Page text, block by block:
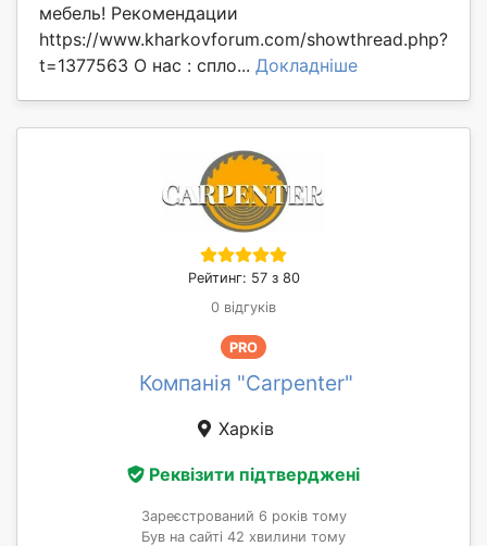
мебель! Рекомендации
https://www.kharkovforum.com/showthread.php?
t=1377563 О нас : спло... Докладніше
Рейтинг: 57 з 80
0 відгуків
PRO
Компанія "Сarpenter"
Харків
Реквізити підтверджені
Зареєстрований 6 років тому
Був на сайті 42 хвилини тому